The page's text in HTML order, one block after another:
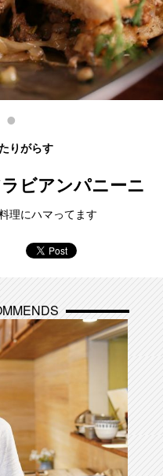
りがらす
ビアンパニーニ
理にハマってます